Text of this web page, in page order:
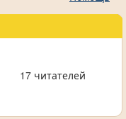
17 читателей